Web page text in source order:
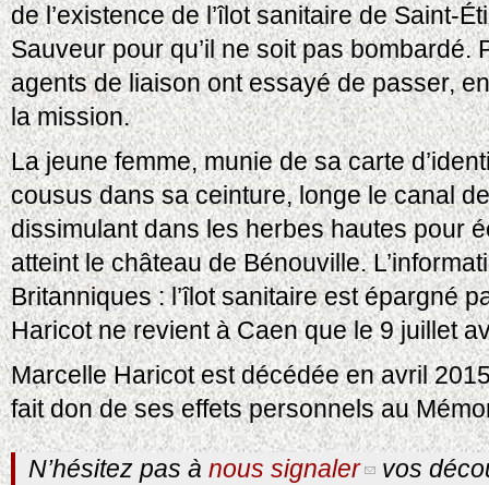
de l’existence de l’îlot sanitaire de Saint-
Sauveur pour qu’il ne soit pas bombardé.
agents de liaison ont essayé de passer,
la mission.
La jeune femme, munie de sa carte
cousus dans sa ceinture, longe le canal
dissimulant dans les herbes hautes pour
atteint le château de Bénouville.
Britanniques : l’îlot sanitaire est épargné
Haricot ne revient à Caen que le 9 juillet
Marcelle Haricot est décédée en avril
fait don de ses effets personnels au
N’hésitez pas à nous signaler
vos